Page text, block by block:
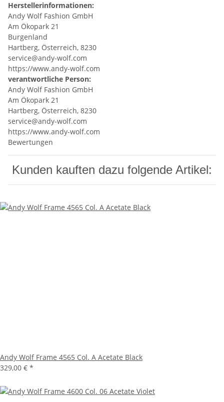
Herstellerinformationen:
Andy Wolf Fashion GmbH
Am Ökopark 21
Burgenland
Hartberg, Österreich, 8230
service@andy-wolf.com
https://www.andy-wolf.com
verantwortliche Person:
Andy Wolf Fashion GmbH
Am Ökopark 21
Hartberg, Österreich, 8230
service@andy-wolf.com
https://www.andy-wolf.com
Bewertungen
Kunden kauften dazu folgende Artikel:
Andy Wolf Frame 4565 Col. A Acetate Black
329,00 € *